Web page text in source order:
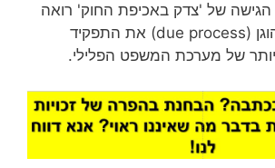
הגישה של 'צדק באכיפת החוק' רואה
בהליך ההוגן (due process) את התפקיד
של מערכת המשפט הפלילי.